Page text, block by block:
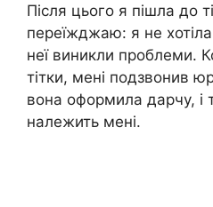
Після цього я пішла до
переїжджаю: я не
неї виникли проблеми.
тітки, мені подзвонив
вона оформила дарчу, і
належить мені.